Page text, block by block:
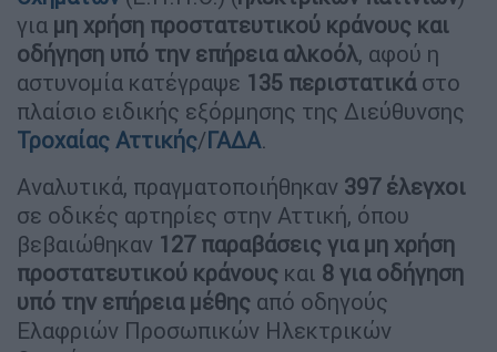
για μη χρήση προστατευτικού κράνους και
οδήγηση υπό την επήρεια αλκοόλ, αφού η
αστυνομία κατέγραψε 135 περιστατικάστο
πλαίσιο ειδικής εξόρμησης της Διεύθυνσης
Τροχαίας Αττικής/ΓΑΔΑ.
Αναλυτικά, πραγματοποιήθηκαν 397 έλεγχοι
σε οδικές αρτηρίες στην Αττική, όπου
βεβαιώθηκαν 127 παραβάσεις για μη χρήση
προστατευτικού κράνους και 8 για οδήγηση
υπό την επήρεια μέθης από οδηγούς
Ελαφριών Προσωπικών Ηλεκτρικών